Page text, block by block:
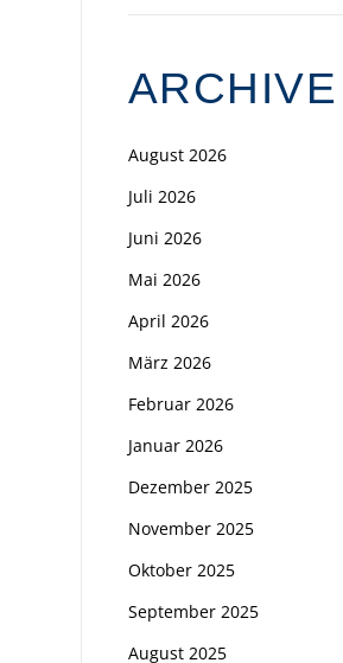
ARCHIVE
August 2026
Juli 2026
Juni 2026
Mai 2026
April 2026
März 2026
Februar 2026
Januar 2026
Dezember 2025
November 2025
Oktober 2025
September 2025
August 2025